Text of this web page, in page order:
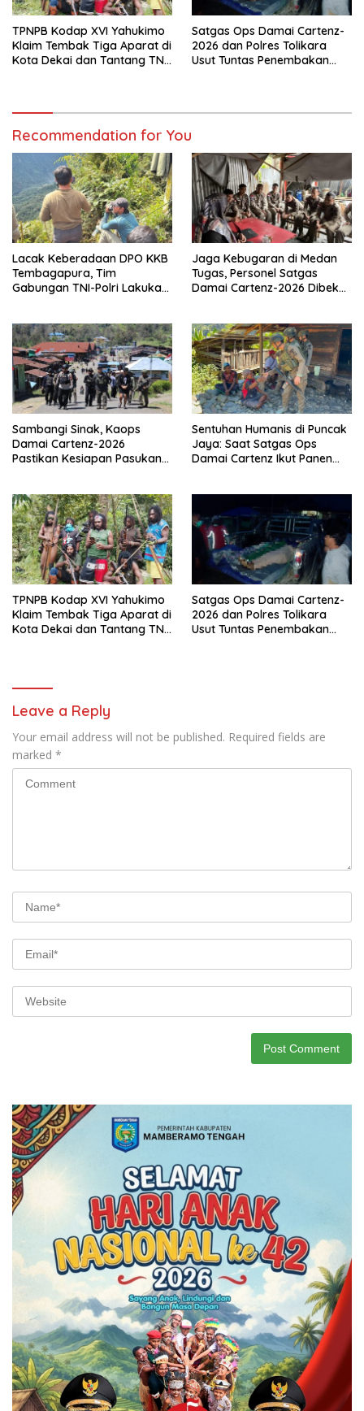
TPNPB Kodap XVI Yahukimo
Klaim Tembak Tiga Aparat di
Kota Dekai dan Tantang TNI-
Satgas Ops Damai Cartenz-
2026 dan Polres Tolikara
Usut Tuntas Penembakan
Recommendation for You
Lacak Keberadaan DPO KKB
Tembagapura, Tim
Gabungan TNI-Polri Lakukan
Jaga Kebugaran di Medan
Tugas, Personel Satgas
Damai Cartenz-2026 Dibekali
Sambangi Sinak, Kaops
Damai Cartenz-2026
Pastikan Kesiapan Pasukan
Sentuhan Humanis di Puncak
Jaya: Saat Satgas Ops
Damai Cartenz Ikut Panen
TPNPB Kodap XVI Yahukimo
Klaim Tembak Tiga Aparat di
Kota Dekai dan Tantang TNI-
Satgas Ops Damai Cartenz-
2026 dan Polres Tolikara
Usut Tuntas Penembakan
Leave a Reply
Your email address will not be published. Required fields are
marked *